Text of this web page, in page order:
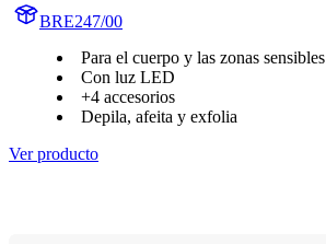
BRE247/00
Para el cuerpo y las zonas sensibles
Con luz LED
+4 accesorios
Depila, afeita y exfolia
Ver producto